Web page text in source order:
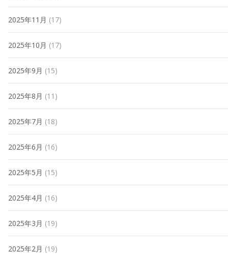
2025年11月 (17)
2025年10月 (17)
2025年9月 (15)
2025年8月 (11)
2025年7月 (18)
2025年6月 (16)
2025年5月 (15)
2025年4月 (16)
2025年3月 (19)
2025年2月 (19)